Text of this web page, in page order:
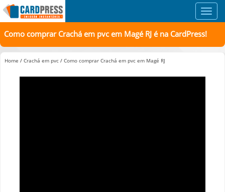
Como comprar Crachá em pvc em Magé RJ é na CardPress!
Home / Crachá em pvc / Como comprar Crachá em pvc em Magé RJ